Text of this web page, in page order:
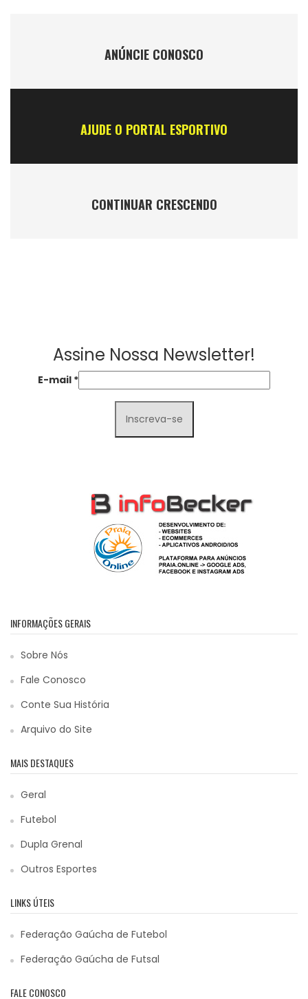
ANÚNCIE CONOSCO
AJUDE O PORTAL ESPORTIVO
CONTINUAR CRESCENDO
Assine Nossa Newsletter!
E-mail *
INFORMAÇÕES GERAIS
Sobre Nós
Fale Conosco
Conte Sua História
Arquivo do Site
MAIS DESTAQUES
Geral
Futebol
Dupla Grenal
Outros Esportes
LINKS ÚTEIS
Federação Gaúcha de Futebol
Federação Gaúcha de Futsal
FALE CONOSCO